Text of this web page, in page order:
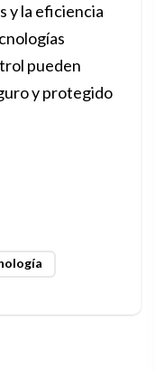
y la eficiencia
pueden
y protegido